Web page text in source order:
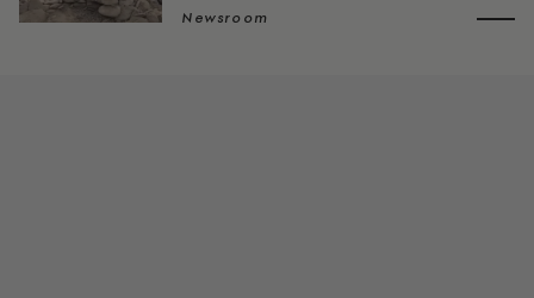
Newsroom